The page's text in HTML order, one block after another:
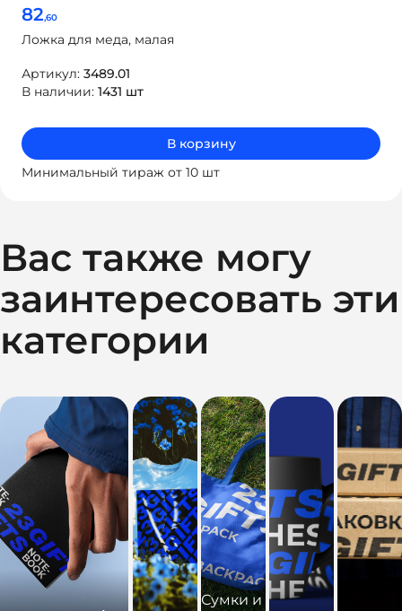
82,60
Ложка для меда, малая
Артикул: 3489.01
В наличии: 1431 шт
В корзину
Минимальный тираж от 10 шт
Вас также могу
заинтересовать эти
категории
Сумки и